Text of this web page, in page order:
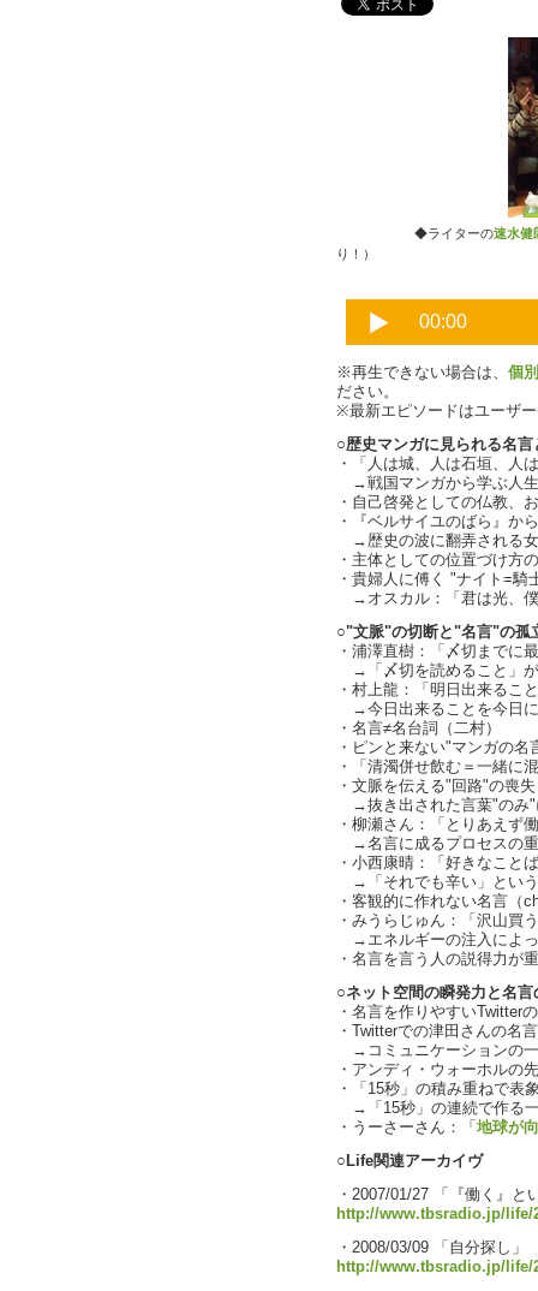
◆ライターの速水健
り！）
※再生できない場合は、 個
ださい。
※最新エピソードはユーザ
○歴史マンガに見られる名言
・「人は城、人は石垣、人
→戦国マンガから学ぶ人
・自己啓発としての仏教、
・『ベルサイユのばら』か
→歴史の波に翻弄される
・主体としての位置づけ方
・貴婦人に傅く "ナイト=騎
→オスカル：「君は光、
○"文脈"の切断と"名言"の孤
・浦澤直樹：「〆切までに
→「〆切を読めること」
・村上龍：「明日出来るこ
→今日出来ることを今日
・名言≠名台詞（二村）
・ピンと来ない"マンガの名
・「清濁併せ飲む＝一緒に
・文脈を伝える"回路"の喪
→抜き出された言葉"のみ"
・柳瀬さん：「とりあえず
→名言に成るプロセスの
・小西康晴：「好きなこと
→「それでも辛い」とい
・客観的に作れない名言（
・みうらじゅん：「沢山買
→エネルギーの注入によ
・名言を言う人の説得力が
○ネット空間の瞬発力と名言
・名言を作りやすいTwitter
・Twitterでの津田さんの名
→コミュニケーションの
・アンディ・ウォーホルの
・「15秒」の積み重ねで表
→「15秒」の連続で作る
・うーさーさん：「 地球が
○Life関連アーカイヴ
・2007/01/27 「『働く』と
http://www.tbsradio.jp/life/
・2008/03/09 「自分探し」
http://www.tbsradio.jp/life/